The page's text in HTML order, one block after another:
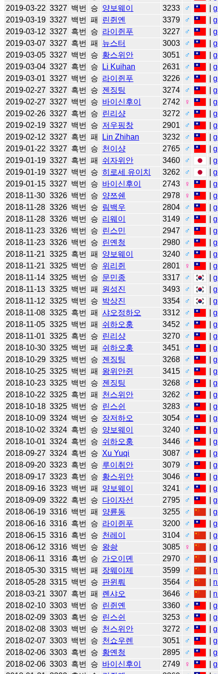
2019-03-22 3327 백번 승 양보웨이 3233 ♂ |
2019-03-19 3327 백번 패 린쥔옌 3379 ♂ |
2019-03-12 3327 흑번 승 라이쥔푸 3227 ♂ |
2019-03-07 3327 흑번 패 뉴스터 3003 ♂ |
2019-03-05 3327 백번 승 황스위안 3051 ♂ |
2019-03-04 3327 흑번 승 Li Kuihan 2631 ♂ |
2019-03-01 3327 백번 승 라이쥔푸 3226 ♂ |
2019-02-27 3327 흑번 승 젠징팅 3274 ♂ |
2019-02-27 3327 백번 승 바이신후이 2742 ♀ |
2019-02-26 3327 흑번 승 린리샹 3272 ♂ |
2019-02-19 3327 백번 승 저우핑창 2901 ♂ |
2019-02-12 3327 흑번 패 Lin Zhihan 3232 ♂ |
2019-01-22 3327 흑번 승 천이샹 2765 ♂ |
2019-01-19 3327 흑번 패 쉬자위안 3460 ♂ |
2019-01-19 3327 백번 승 히로세 유이치 3262 ♂ |
2019-01-15 3327 백번 승 바이신후이 2743 ♀ |
2018-11-30 3326 백번 승 양쯔쉔 2978 ♀ |
2018-11-28 3326 백번 승 림백우 2804 ♂ |
2018-11-28 3326 백번 승 리웨이 3149 ♂ |
2018-11-23 3326 백번 승 린스민 2947 ♂ |
2018-11-23 3326 백번 승 린옌청 2980 ♂ |
2018-11-21 3325 흑번 패 양보웨이 3240 ♂ |
2018-11-21 3325 백번 승 위리쥔 2801 ♀ |
2018-11-14 3325 백번 승 문민종 3317 ♂ |
2018-11-13 3325 백번 패 원성진 3493 ♂ |
2018-11-12 3325 백번 승 박상진 3354 ♂ |
2018-11-08 3325 흑번 패 샤오정하오 3312 ♂ |
2018-11-05 3325 백번 패 쉬하오훙 3452 ♂ |
2018-11-01 3325 흑번 승 린리샹 3270 ♂ |
2018-10-30 3325 백번 패 쉬하오훙 3451 ♂ |
2018-10-29 3325 백번 승 젠징팅 3268 ♂ |
2018-10-25 3325 백번 패 왕위안쥔 3415 ♂ |
2018-10-23 3325 백번 승 젠징팅 3268 ♂ |
2018-10-22 3325 흑번 패 천스위안 3262 ♂ |
2018-10-18 3325 백번 승 린스쉰 3283 ♂ |
2018-10-09 3324 백번 승 장저하오 3054 ♂ |
2018-10-02 3324 흑번 승 양보웨이 3240 ♂ |
2018-10-01 3324 흑번 승 쉬하오훙 3446 ♂ |
2018-09-27 3324 흑번 승 Xu Yuqi 3087 ♂ |
2018-09-20 3323 흑번 승 루이취안 3079 ♂ |
2018-09-17 3323 흑번 승 황스위안 3046 ♂ |
2018-09-16 3323 백번 패 양보웨이 3241 ♂ |
2018-09-09 3322 흑번 승 다이자선 2795 ♂ |
2018-06-19 3316 백번 패 양륜동 3255 ♂ |
2018-06-16 3316 흑번 승 라이쥔푸 3200 ♂ |
2018-06-15 3316 흑번 승 천레이 3104 ♂ |
2018-06-12 3316 백번 승 왕솽 3085 ♀ |
2018-06-11 3316 흑번 승 가오이뎬 2970 ♂ |
2018-05-30 3315 백번 패 장웨이제 3599 ♂
2018-05-28 3315 백번 승 판윈뤄 3564 ♂
2018-03-21 3307 흑번 패 롄샤오 3646 ♂
2018-02-10 3303 백번 승 린쥔옌 3360 ♂ |
2018-02-09 3303 흑번 승 린스쉰 3253 ♂ |
2018-02-08 3303 백번 승 천스위안 3272 ♂ |
2018-02-07 3303 백번 승 천쇼우렌 3051 ♂ |
2018-02-06 3303 흑번 승 황옌청 2895 ♂ |
2018-02-06 3303 흑번 승 바이신후이 2749 ♀ |